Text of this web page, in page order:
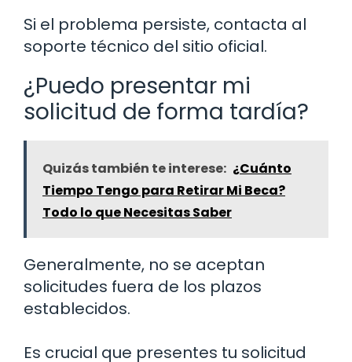
Si el problema persiste, contacta al
soporte técnico del sitio oficial.
¿Puedo presentar mi
solicitud de forma tardía?
Quizás también te interese: ¿Cuánto
Tiempo Tengo para Retirar Mi Beca?
Todo lo que Necesitas Saber
Generalmente, no se aceptan
solicitudes fuera de los plazos
establecidos.
Es crucial que presentes tu solicitud